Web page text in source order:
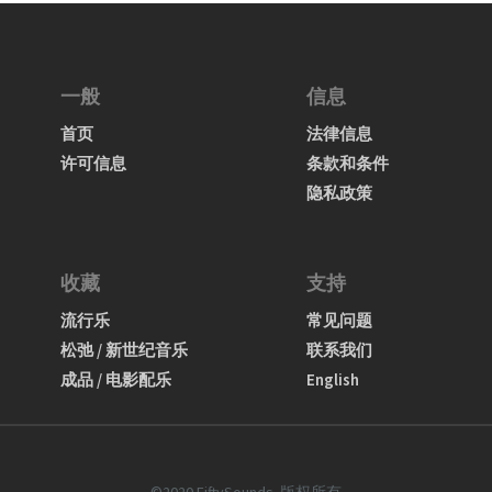
一般
首页
许可信息
信息
法律信息
条款和条件
隐私政策
收藏
流行乐
松弛 / 新世纪音乐
成品 / 电影配乐
支持
常见问题
联系我们
English